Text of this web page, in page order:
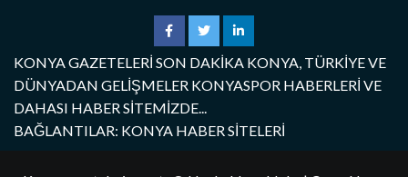
KONYA GAZETELERİ SON DAKİKA KONYA, TÜRKİYE VE
DÜNYADAN GELİŞMELER KONYASPOR HABERLERİ VE
DAHASI HABER SİTEMİZDE...
BAĞLANTILAR: KONYA HABER SİTELERİ